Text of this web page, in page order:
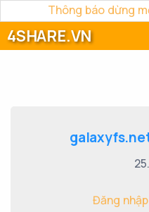
Thông báo dừng
4SHARE.VN
Đăng